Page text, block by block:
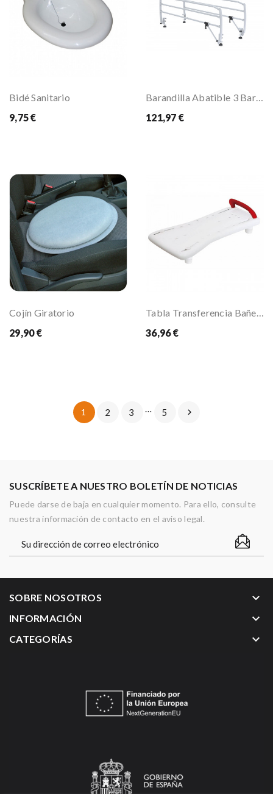
Bidé Sanitario
9,75 €
Barandilla Abatible 3 Barras (par)
121,97 €
Cojín Giratorio
29,90 €
Tabla Transferencia Bañera
36,96 €
1 2 3 … 5 
SUSCRÍBETE A NUESTRO BOLETÍN DE NOTICIAS
Puede darse de baja en cualquier momento. Para ello, consulte
nuestra información de contacto en el aviso legal.
SOBRE NOSOTROS keyboard_arrow_down
INFORMACIÓN keyboard_arrow_down
CATEGORÍAS keyboard_arrow_down